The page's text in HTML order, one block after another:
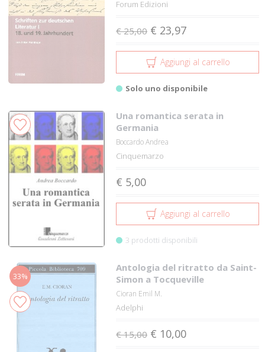
Forum Edizioni
€ 25,00 € 23,97
Aggiungi al carrello
Solo uno disponibile
Una romantica serata in
Germania
Boccardo Andrea
Cinquemarzo
€ 5,00
Aggiungi al carrello
3 prodotti disponibili
33%
Antologia del ritratto da Saint-
Simon a Tocqueville
Cioran Emil M.
Adelphi
€ 15,00 € 10,00